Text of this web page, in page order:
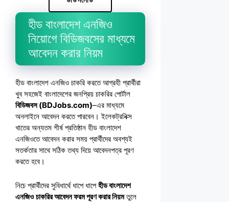
হীড বাংলাদেশ এনজিও
নিয়োগে বিডিজবসের মাধ্যমে
আবেদন করার নিয়ম
হীড বাংলাদেশ এনজিও চাকরি করতে আগ্রহী প্রার্থীরা
খুব সহজেই বাংলাদেশের জনপ্রিয় চাকরির পোর্টাল
বিডিজবস (BDJobs.com)–এর মাধ্যমে
অনলাইনে আবেদন করতে পারবেন। ইলেকট্রনিক্স
খাতের অন্যতম শীর্ষ প্রতিষ্ঠান হীড বাংলাদেশ
এনজিওতে আবেদন করার সময় প্রার্থীদের অবশ্যই
সতর্কতার সাথে সঠিক তথ্য দিয়ে আবেদনপত্র পূরণ
করতে হবে।
নিচে প্রার্থীদের সুবিধার্থে ধাপে ধাপেহীড বাংলাদেশ
এনজিও চাকরির আবেদন ফরম পূরণ করার নিয়মতুলে